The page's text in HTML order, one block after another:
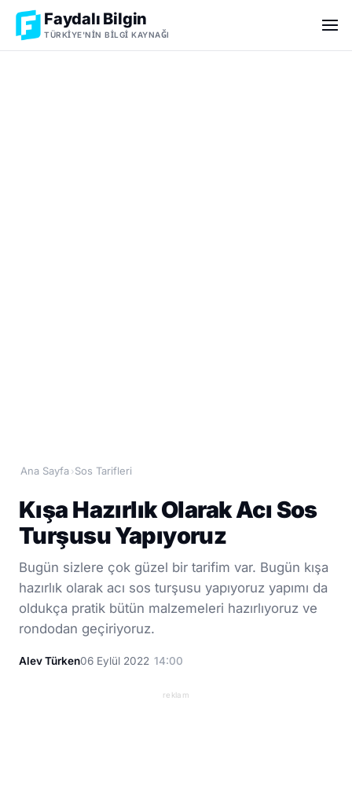
Faydalı Bilgin
TÜRKIYE'NIN BILGI KAYNAĞI
Ana Sayfa ›Sos Tarifleri
Kışa Hazırlık Olarak Acı Sos
Turşusu Yapıyoruz
Bugün sizlere çok güzel bir tarifim var. Bugün kışa
hazırlık olarak acı sos turşusu yapıyoruz yapımı da
oldukça pratik bütün malzemeleri hazırlıyoruz ve
rondodan geçiriyoruz.
Alev Türken06 Eylül 2022 14:00
reklam